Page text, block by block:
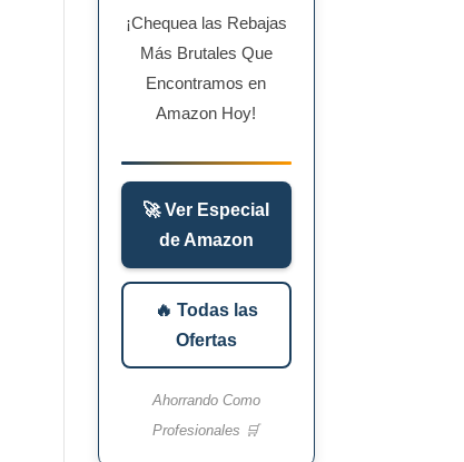
¡Chequea las Rebajas
Más Brutales Que
Encontramos en
Amazon Hoy!
🚀 Ver Especial
de Amazon
🔥 Todas las
Ofertas
Ahorrando Como
Profesionales 🛒